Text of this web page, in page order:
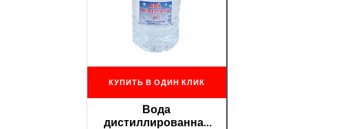
КУПИТЬ В ОДИН КЛИК
Вода
дистиллированная